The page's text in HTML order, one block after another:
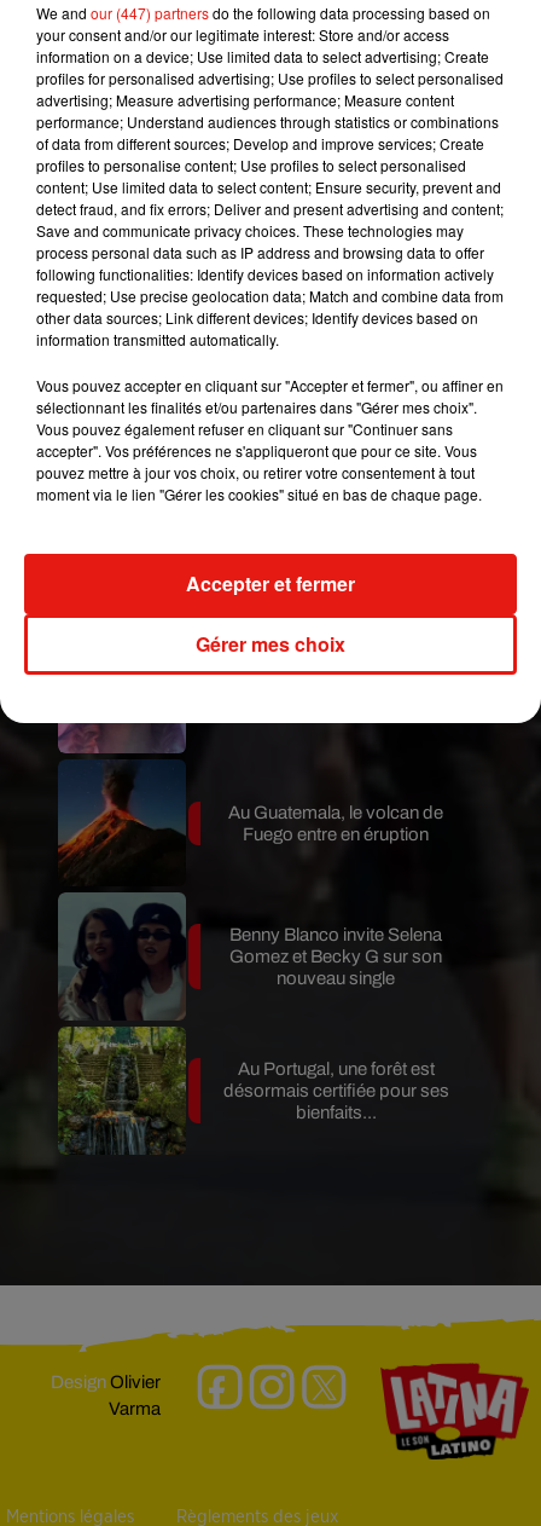
Publié : 18 juillet 2019 à 6h00 par Jérome
Pasanau
au Jumping Fitness :
Écouter le podcast
Sinon pour quelque chose de moins physique
vous pourrez toujours tenter les jeux de société
sur place ou faire trempette dans la piscine. Pour
en profiter c’est jusqu’à mi août et c’est gratuit.
Mundo Latino
Guatemala : l'éruption du volcan
de Fuego est terminée
Karol G dévoile la tracklist de
Au Guatemala, le volcan de
Fuego entre en éruption
Benny Blanco invite Selena
Gomez et Becky G sur son
nouveau single
Au Portugal, une forêt est
désormais certifiée pour ses
bienfaits...
DesignOlivier
Varma
Mentions légales Règlements des jeux
We and our (447) partnersdo the following data processing based on
your consent and/or our legitimate interest: Store and/or access
information on a device; Use limited data to select advertising; Create
profiles for personalised advertising; Use profiles to select personalised
advertising; Measure advertising performance; Measure content
performance; Understand audiences through statistics or combinations
of data from different sources; Develop and improve services; Create
profiles to personalise content; Use profiles to select personalised
content; Use limited data to select content; Ensure security, prevent and
detect fraud, and fix errors; Deliver and present advertising and content;
Save and communicate privacy choices. These technologies may
process personal data such as IP address and browsing data to offer
following functionalities: Identify devices based on information actively
requested; Use precise geolocation data; Match and combine data from
other data sources; Link different devices; Identify devices based on
information transmitted automatically.
Vous pouvez accepter en cliquant sur "Accepter et fermer", ou affiner en
sélectionnant les finalités et/ou partenaires dans "Gérer mes choix".
Vous pouvez également refuser en cliquant sur "Continuer sans
accepter". Vos préférences ne s'appliqueront que pour ce site. Vous
pouvez mettre à jour vos choix, ou retirer votre consentement à tout
moment via le lien "Gérer les cookies" situé en bas de chaque page.
Gérer mes choix
Accepter et fermer